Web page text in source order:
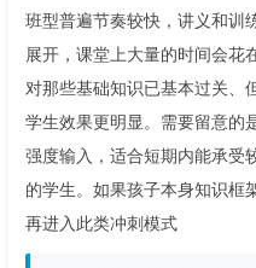
班型普遍节奏较快，讲义和训
展开，课堂上大量的时间会花
对那些基础知识已基本过关、
学生效果更明显。需要留意的
强度输入，适合短期内能承受
的学生。如果孩子本身知识框
再进入此类冲刺模式